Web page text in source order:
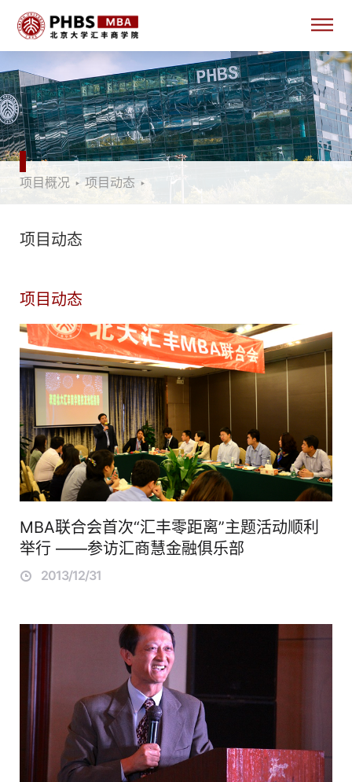
项目概况 ‣ 项目动态 ‣
项目动态
项目动态
MBA联合会首次“汇丰零距离”主题活动顺利
举行 ——参访汇商慧金融俱乐部
2013/12/31